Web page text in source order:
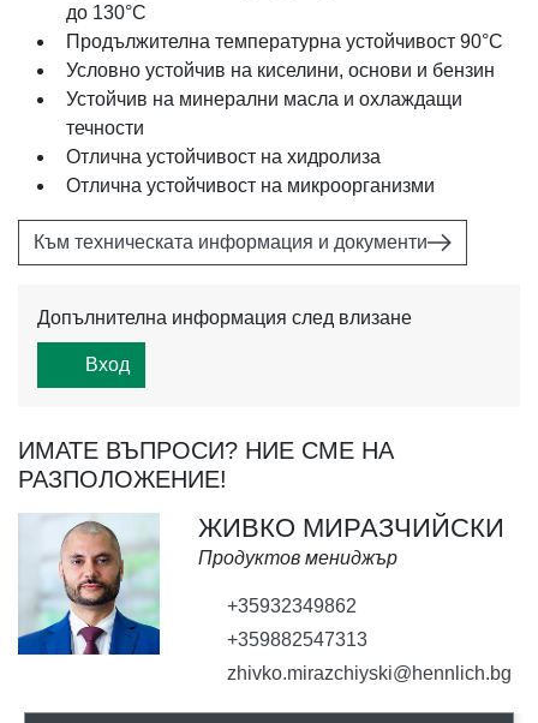
до 130°C
Продължителна температурна устойчивост 90°C
Условно устойчив на киселини, основи и бензин
Устойчив на минерални масла и охлаждащи
течности
Отлична устойчивост на хидролиза
Отлична устойчивост на микроорганизми
Към техническата информация и документи
Допълнителна информация след влизане
Вход
ИМАТЕ ВЪПРОСИ? НИЕ СМЕ НА
РАЗПОЛОЖЕНИЕ!
ЖИВКО МИРАЗЧИЙСКИ
Продуктов мениджър
+35932349862
+359882547313
zhivko.mirazchiyski@hennlich.bg